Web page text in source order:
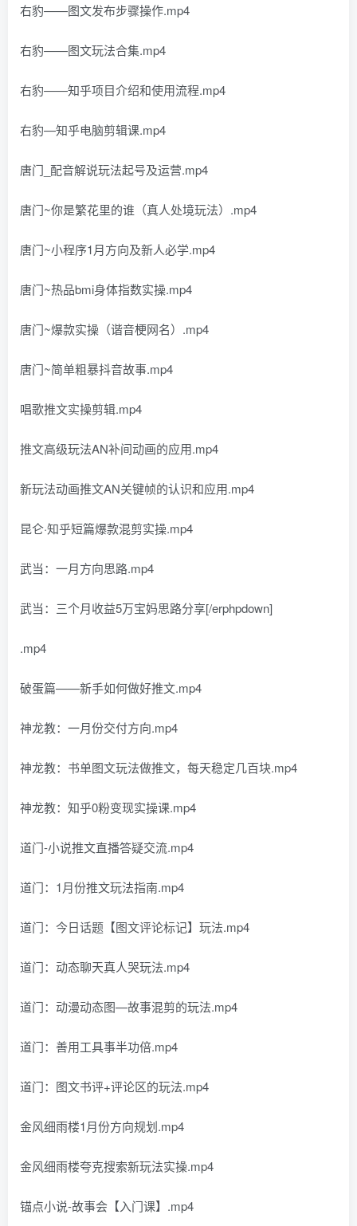
右豹——图文发布步骤操作.mp4
右豹——图文玩法合集.mp4
右豹——知乎项目介绍和使用流程.mp4
右豹—知乎电脑剪辑课.mp4
唐门_配音解说玩法起号及运营.mp4
唐门~你是繁花里的谁（真人处境玩法）.mp4
唐门~小程序1月方向及新人必学.mp4
唐门~热品bmi身体指数实操.mp4
唐门~爆款实操（谐音梗网名）.mp4
唐门~简单粗暴抖音故事.mp4
唱歌推文实操剪辑.mp4
推文高级玩法AN补间动画的应用.mp4
新玩法动画推文AN关键帧的认识和应用.mp4
昆仑·知乎短篇爆款混剪实操.mp4
武当：一月方向思路.mp4
武当：三个月收益5万宝妈思路分享[/erphpdown]
.mp4
破蛋篇——新手如何做好推文.mp4
神龙教：一月份交付方向.mp4
神龙教：书单图文玩法做推文，每天稳定几百块.mp4
神龙教：知乎0粉变现实操课.mp4
道门-小说推文直播答疑交流.mp4
道门：1月份推文玩法指南.mp4
道门：今日话题【图文评论标记】玩法.mp4
道门：动态聊天真人哭玩法.mp4
道门：动漫动态图—故事混剪的玩法.mp4
道门：善用工具事半功倍.mp4
道门：图文书评+评论区的玩法.mp4
金风细雨楼1月份方向规划.mp4
金风细雨楼夸克搜索新玩法实操.mp4
锚点小说-故事会【入门课】.mp4